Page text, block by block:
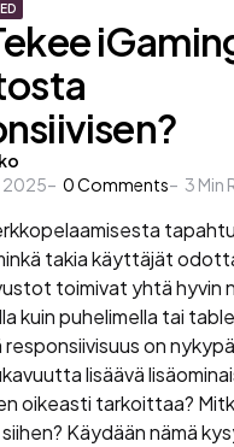
2025
0Comments 3 Min
takia käyttäjät
toimivat yhtä hyvin
kuin puhelimella tai
on
lisäävä
oikeasti tarkoittaa?
Käydään nämä